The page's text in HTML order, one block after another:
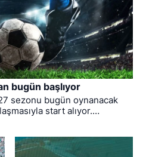
bugün başlıyor
sezonu bugün oynanacak
start alıyor.